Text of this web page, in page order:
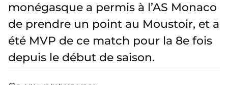
monégasque a permis à l’AS Monaco
de prendre un point au Moustoir, et a
été MVP de ce match pour la 8e fois
depuis le début de saison.